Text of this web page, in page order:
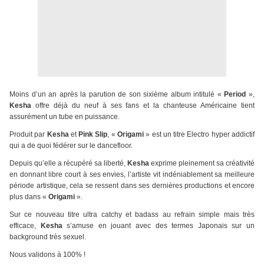
Moins d’un an après la parution de son sixième album intitulé « Period »,
Kesha offre déjà du neuf à ses fans et la chanteuse Américaine tient
assurément un tube en puissance.
Produit par Keshaet Pink Slip, «Origami » est un titre Electro hyper addictif
qui a de quoi fédérer sur le dancefloor.
Depuis qu’elle a récupéré sa liberté, Kesha exprime pleinement sa créativité
en donnant libre court à ses envies, l’artiste vit indéniablement sa meilleure
période artistique, cela se ressent dans ses dernières productions et encore
plus dans « Origami ».
Sur ce nouveau titre ultra catchy et badass au refrain simple mais très
efficace,
Keshas’amuse en jouant avec des termes Japonais sur un
background très sexuel.
Nous validons à 100% !